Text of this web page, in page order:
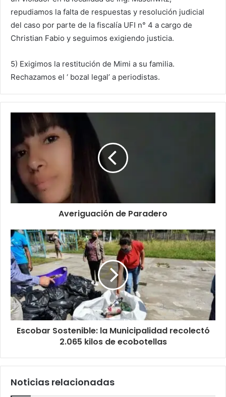
repudiamos la falta de respuestas y resolución judicial
del caso por parte de la fiscalía UFI n° 4 a cargo de
Christian Fabio y seguimos exigiendo justicia.
5) Exigimos la restitución de Mimi a su familia.
Rechazamos el ‘ bozal legal’ a periodistas.
Averiguación de Paradero
Escobar Sostenible: la Municipalidad recolectó
2.065 kilos de ecobotellas
Noticias relacionadas